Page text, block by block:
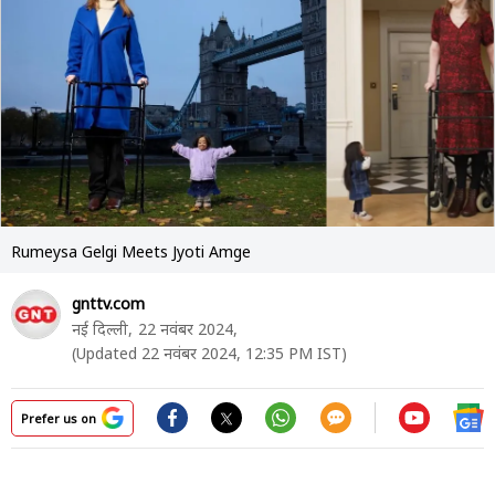
Rumeysa Gelgi Meets Jyoti Amge
gnttv.com
नई दिल्ली, 22 नवंबर 2024,
(Updated 22 नवंबर 2024, 12:35 PM IST)
Prefer us on